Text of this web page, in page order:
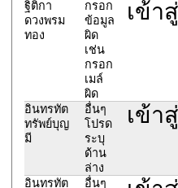
ฐิติกา
ดวงพรม
ทอง
กรอก
ข้อมูล
ผิด
เช่น
กรอก
เมล์
ผิด
เข้า
อินทรทัต
ทรัพย์บุญ
มี
อื่นๆ
โปรด
ระบุ
ด้าน
ล่าง
เข้า
อินทรทัต
อื่นๆ